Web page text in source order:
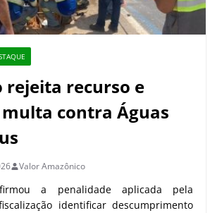
rejeita recurso e
contra Águas
Valor Amazônico
a penalidade aplicada pela
identificar descumprimento